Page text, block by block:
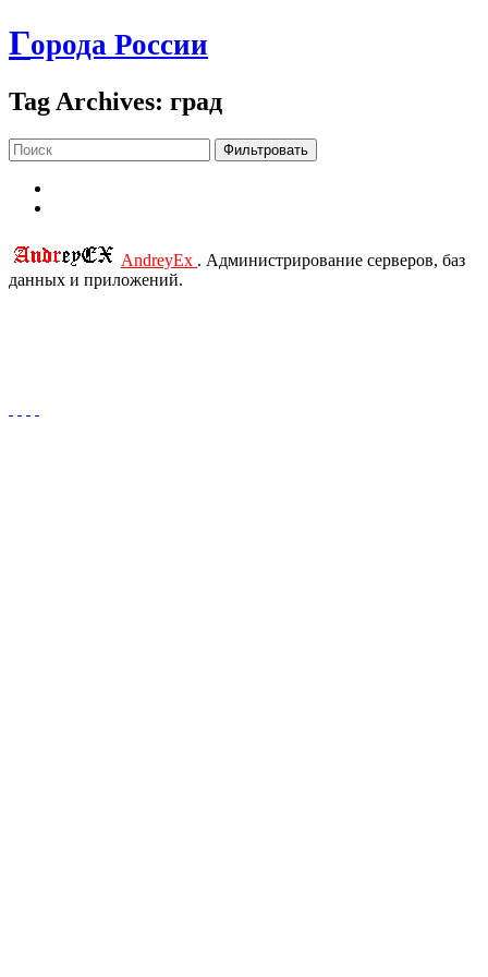
Города России
Tag Archives: град
Фильтровать
AndreyEx . Администрирование серверов, баз
данных и приложений.